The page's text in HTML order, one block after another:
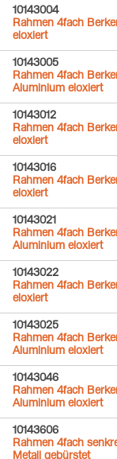
10143004
Rahmen 4fach
eloxiert
10143005
Rahmen 4fach
Aluminium eloxiert
10143012
Rahmen 4fach
eloxiert
10143016
Rahmen 4fach
eloxiert
10143021
Rahmen 4fach
Aluminium eloxiert
10143022
Rahmen 4fach
eloxiert
10143025
Rahmen 4fach
Aluminium eloxiert
10143046
Rahmen 4fach
Aluminium eloxiert
10143606
Rahmen 4fach
Metall gebürstet